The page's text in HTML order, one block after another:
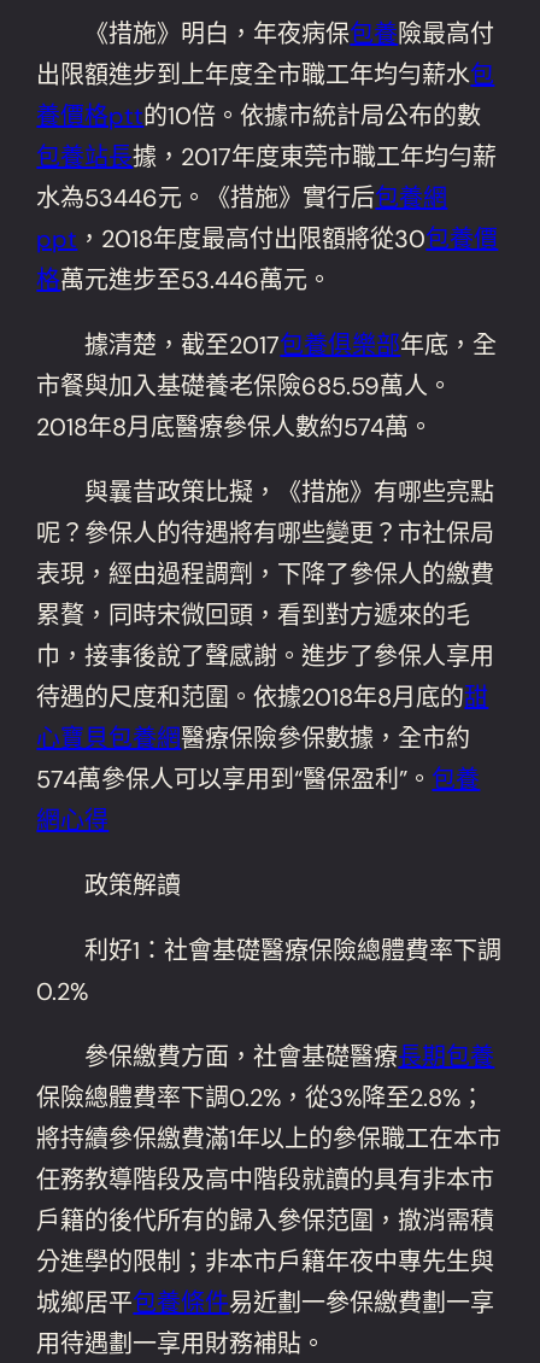
《措施》明白，年夜病保包養險最高付
出限額進步到上年度全市職工年均勻薪水包
養價格ptt的10倍。依據市統計局公布的數
包養站長據，2017年度東莞市職工年均勻薪
水為53446元。《措施》實行后包養網
ppt ，2018年度最高付出限額將從30包養價
格萬元進步至53.446萬元。
據清楚，截至2017包養俱樂部年底，全
市餐與加入基礎養老保險685.59萬人。
2018年8月底醫療參保人數約574萬。
與曩昔政策比擬，《措施》有哪些亮點
呢？參保人的待遇將有哪些變更？市社保局
表現，經由過程調劑，下降了參保人的繳費
累贅，同時宋微回頭，看到對方遞來的毛
巾，接事後說了聲感謝。進步了參保人享用
待遇的尺度和范圍。依據2018年8月底的甜
心寶貝包養網醫療保險參保數據，全市約
574萬參保人可以享用到“醫保盈利”。 包養
網心得
政策解讀
利好1：社會基礎醫療保險總體費率下調
0.2%
參保繳費方面，社會基礎醫療長期包養
保險總體費率下調0.2%，從3%降至2.8%；
將持續參保繳費滿1年以上的參保職工在本市
任務教導階段及高中階段就讀的具有非本市
戶籍的後代所有的歸入參保范圍，撤消需積
分進學的限制；非本市戶籍年夜中專先生與
城鄉居平包養條件易近劃一參保繳費劃一享
用待遇劃一享用財務補貼。